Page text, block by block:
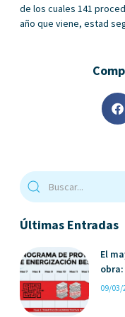
de los cuales 141
año que viene, estad
Últimas Entradas
El
09/03/